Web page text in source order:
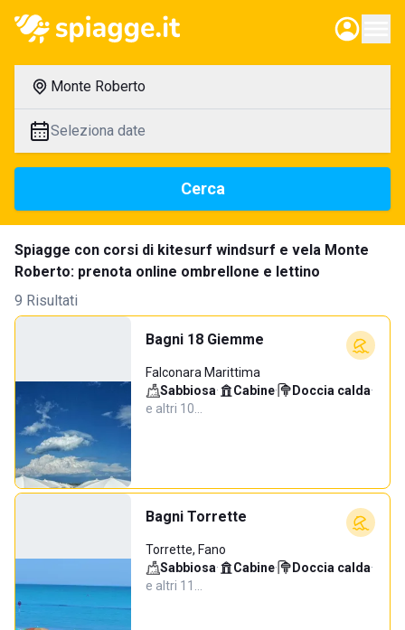
Monte Roberto
Seleziona date
Cerca
Spiagge con corsi di kitesurf windsurf e vela Monte
Roberto: prenota online ombrellone e lettino
9 Risultati
Bagni 18 Giemme
Falconara Marittima
Sabbiosa· Cabine· Doccia calda·
e altri 10…
Bagni Torrette
Torrette, Fano
Sabbiosa· Cabine· Doccia calda·
e altri 11…